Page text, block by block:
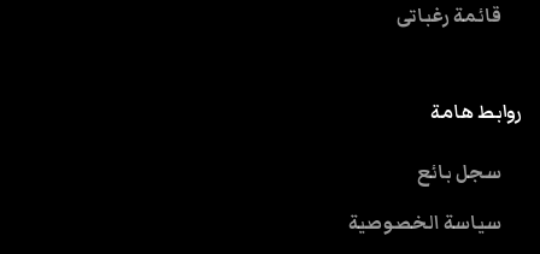
قائمة رغباتى
روابط هامة
سجل بائع
سياسة الخصوصية